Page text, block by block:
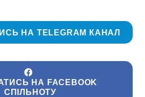
НА TELEGRAM КАНАЛ
НА FACEBOOK
СПІЛЬНОТУ